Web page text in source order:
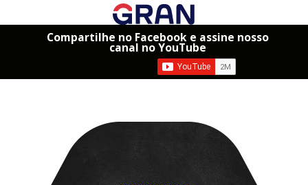
Compartilhe no Facebook e assine nosso
canal no YouTube